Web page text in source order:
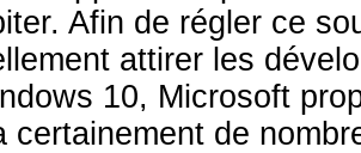
Afin de régler ce
attirer les
10, Microsoft
certainement de